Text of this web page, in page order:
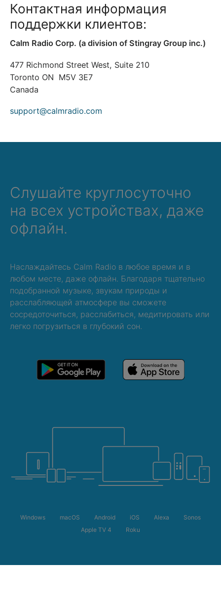
Контактная информация
поддержки клиентов:
Calm Radio Corp. (a division of Stingray Group inc.)
477 Richmond Street West, Suite 210
Toronto ON M5V 3E7
Canada
support@calmradio.com
Слушайте круглосуточно
на всех устройствах, даже
офлайн.
Наслаждайтесь Calm Radio в любое время и в
любом месте, даже офлайн. Благодаря тщательно
подобранной музыке, звукам природы и
расслабляющей атмосфере вы сможете
сосредоточиться, расслабиться, медитировать или
легко погрузиться в глубокий сон.
Windows macOS Android iOS Alexa
Sonos
Apple TV 4
Roku